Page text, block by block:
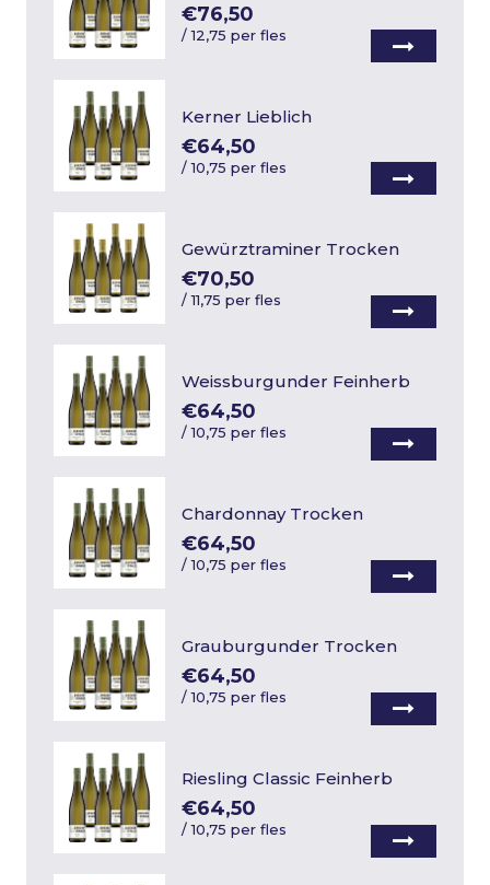
€76,50
/12,75 per fles
Kerner Lieblich
€64,50
/10,75 per fles
Gewürztraminer Trocken
€70,50
/11,75 per fles
Weissburgunder Feinherb
€64,50
/10,75 per fles
Chardonnay Trocken
€64,50
/10,75 per fles
Grauburgunder Trocken
€64,50
/10,75 per fles
Riesling Classic Feinherb
€64,50
/10,75 per fles